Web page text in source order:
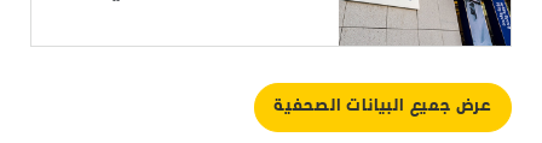
عرض جميع البيانات الصحفية